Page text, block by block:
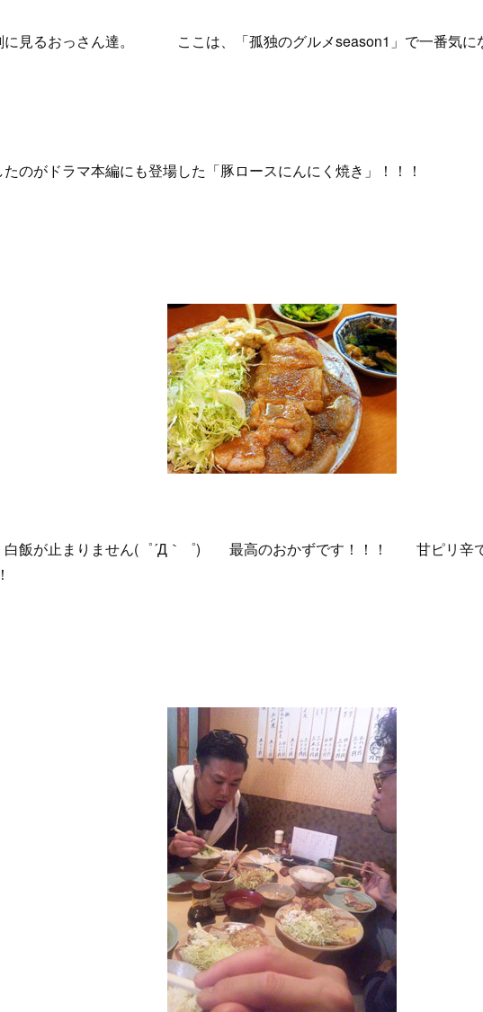
に見るおっさん達。 ここは、「孤独のグルメseason1」で一番気に
のがドラマ本編にも登場した「豚ロースにんにく焼き」！！！
白飯が止まりません(゜´Д｀゜) 最高のおかずです！！！ 甘ピリ辛